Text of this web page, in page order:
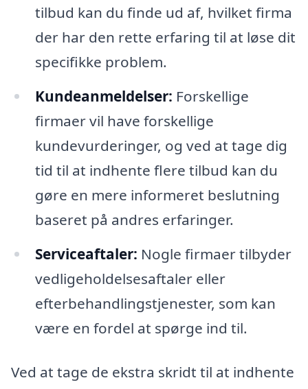
tilbud kan du finde ud af, hvilket firma
der har den rette erfaring til at løse dit
specifikke problem.
Kundeanmeldelser: Forskellige
firmaer vil have forskellige
kundevurderinger, og ved at tage dig
tid til at indhente flere tilbud kan du
gøre en mere informeret beslutning
baseret på andres erfaringer.
Serviceaftaler: Nogle firmaer tilbyder
vedligeholdelsesaftaler eller
efterbehandlingstjenester, som kan
være en fordel at spørge ind til.
Ved at tage de ekstra skridt til at indhente